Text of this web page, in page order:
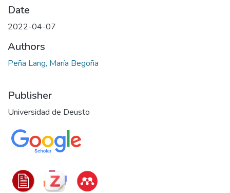
Date
2022-04-07
Authors
Peña Lang, María Begoña
Publisher
Universidad de Deusto